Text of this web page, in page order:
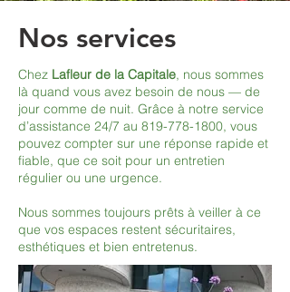
Nos services
Chez Lafleur de la Capitale, nous sommes
là quand vous avez besoin de nous — de
jour comme de nuit. Grâce à notre service
d’assistance 24/7 au 819-778-1800, vous
pouvez compter sur une réponse rapide et
fiable, que ce soit pour un entretien
régulier ou une urgence.
Nous sommes toujours prêts à veiller à ce
que vos espaces restent sécuritaires,
esthétiques et bien entretenus.